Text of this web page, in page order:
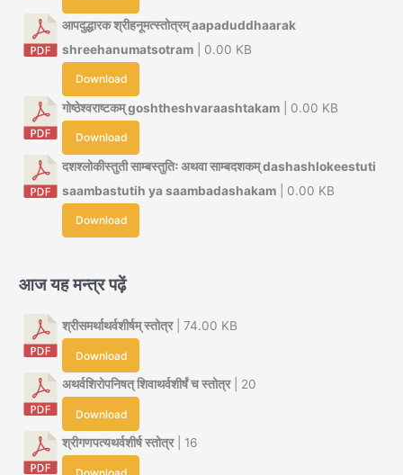
आपदुद्धारक श्रीहनूमत्स्तोत्रम् aapaduddhaarak
shreehanumatsotram | 0.00 KB
Download
गोष्ठेश्वराष्टकम् goshtheshvaraashtakam | 0.00 KB
Download
दशश्लोकीस्तुती साम्बस्तुतिः अथवा साम्बदशकम् dashashlokeestuti
saambastutih ya saambadashakam | 0.00 KB
Download
आज यह मन्त्र पढ़ें
श्रीसमर्थाथर्वशीर्षम् स्तोत्र| 74.00 KB
Download
अथर्वशिरोपनिषत् शिवाथर्वशीर्षं च स्तोत्र| 20
Download
श्रीगणपत्यथर्वशीर्ष स्तोत्र| 16